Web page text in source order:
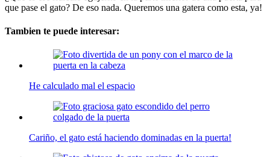
que pase el gato? De eso nada. Queremos una gatera como esta, ya!
Tambien te puede interesar:
He calculado mal el espacio
Cariño, el gato está haciendo dominadas en la puerta!